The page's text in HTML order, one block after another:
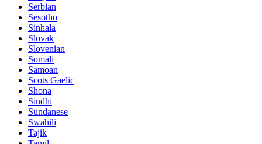
Serbian
Sesotho
Sinhala
Slovak
Slovenian
Somali
Samoan
Scots Gaelic
Shona
Sindhi
Sundanese
Swahili
Tajik